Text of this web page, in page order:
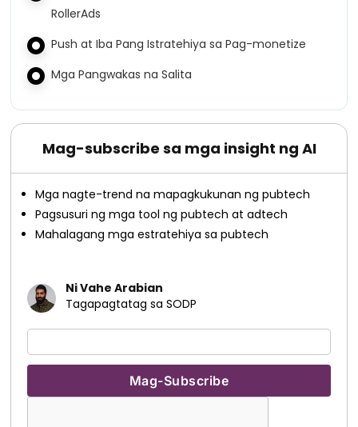
RollerAds
Push at Iba Pang Istratehiya sa Pag-monetize
Mga Pangwakas na Salita
Mag-subscribe sa mga insight ng AI
Mga nagte-trend na mapagkukunan ng pubtech
Pagsusuri ng mga tool ng pubtech at adtech
Mahalagang mga estratehiya sa pubtech
Ni Vahe Arabian
Tagapagtatag sa SODP